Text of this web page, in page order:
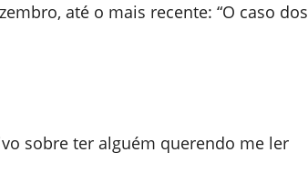
até o mais recente: “O caso dos
sobre ter alguém querendo me ler